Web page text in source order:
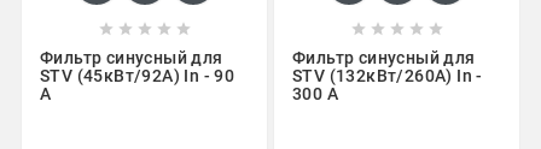
    
Фильтр синусный для
STV (45кВт/92A) In - 90
A
    
Фильтр синусный для
STV (132кВт/260A) In -
300 A